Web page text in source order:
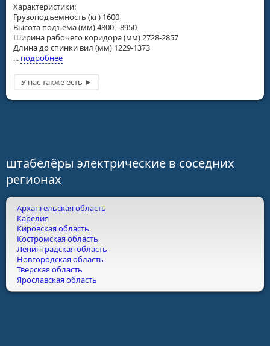
Характеристики:
Грузоподъемность (кг) 1600
Высота подъема (мм) 4800 - 8950
Ширина рабочего коридора (мм) 2728-2857
Длина до спинки вил (мм) 1229-1373
... подробнее
штабелёры электрические в соседних
регионах
Архангельская область
Карелия
Кировская область
Костромская область
Ленинградская область
Новгородская область
Тверская область
Ярославская область